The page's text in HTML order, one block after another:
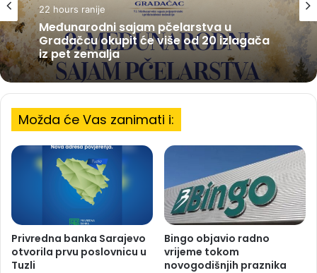
22 hours ranije
Međunarodni sajam pčelarstva u
Gradačcu okupit će više od 20 izlagača
iz pet zemalja
Možda će Vas zanimati i:
Privredna banka Sarajevo
otvorila prvu poslovnicu u
Tuzli
Bingo objavio radno
vrijeme tokom
novogodišnjih praznika